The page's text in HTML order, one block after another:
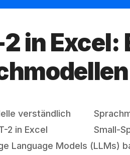
2 in
Small-
Language Models (LLMs)